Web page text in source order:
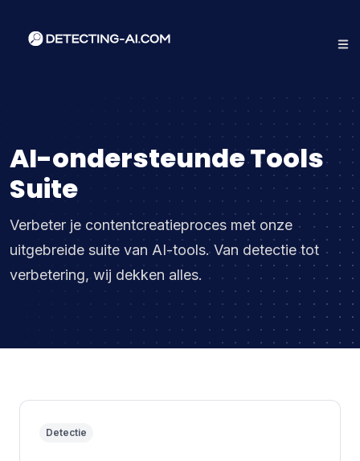
AI-ondersteunde Tools
Suite
Verbeter je contentcreatieproces met onze
uitgebreide suite van AI-tools. Van detectie tot
verbetering, wij dekken alles.
Detectie